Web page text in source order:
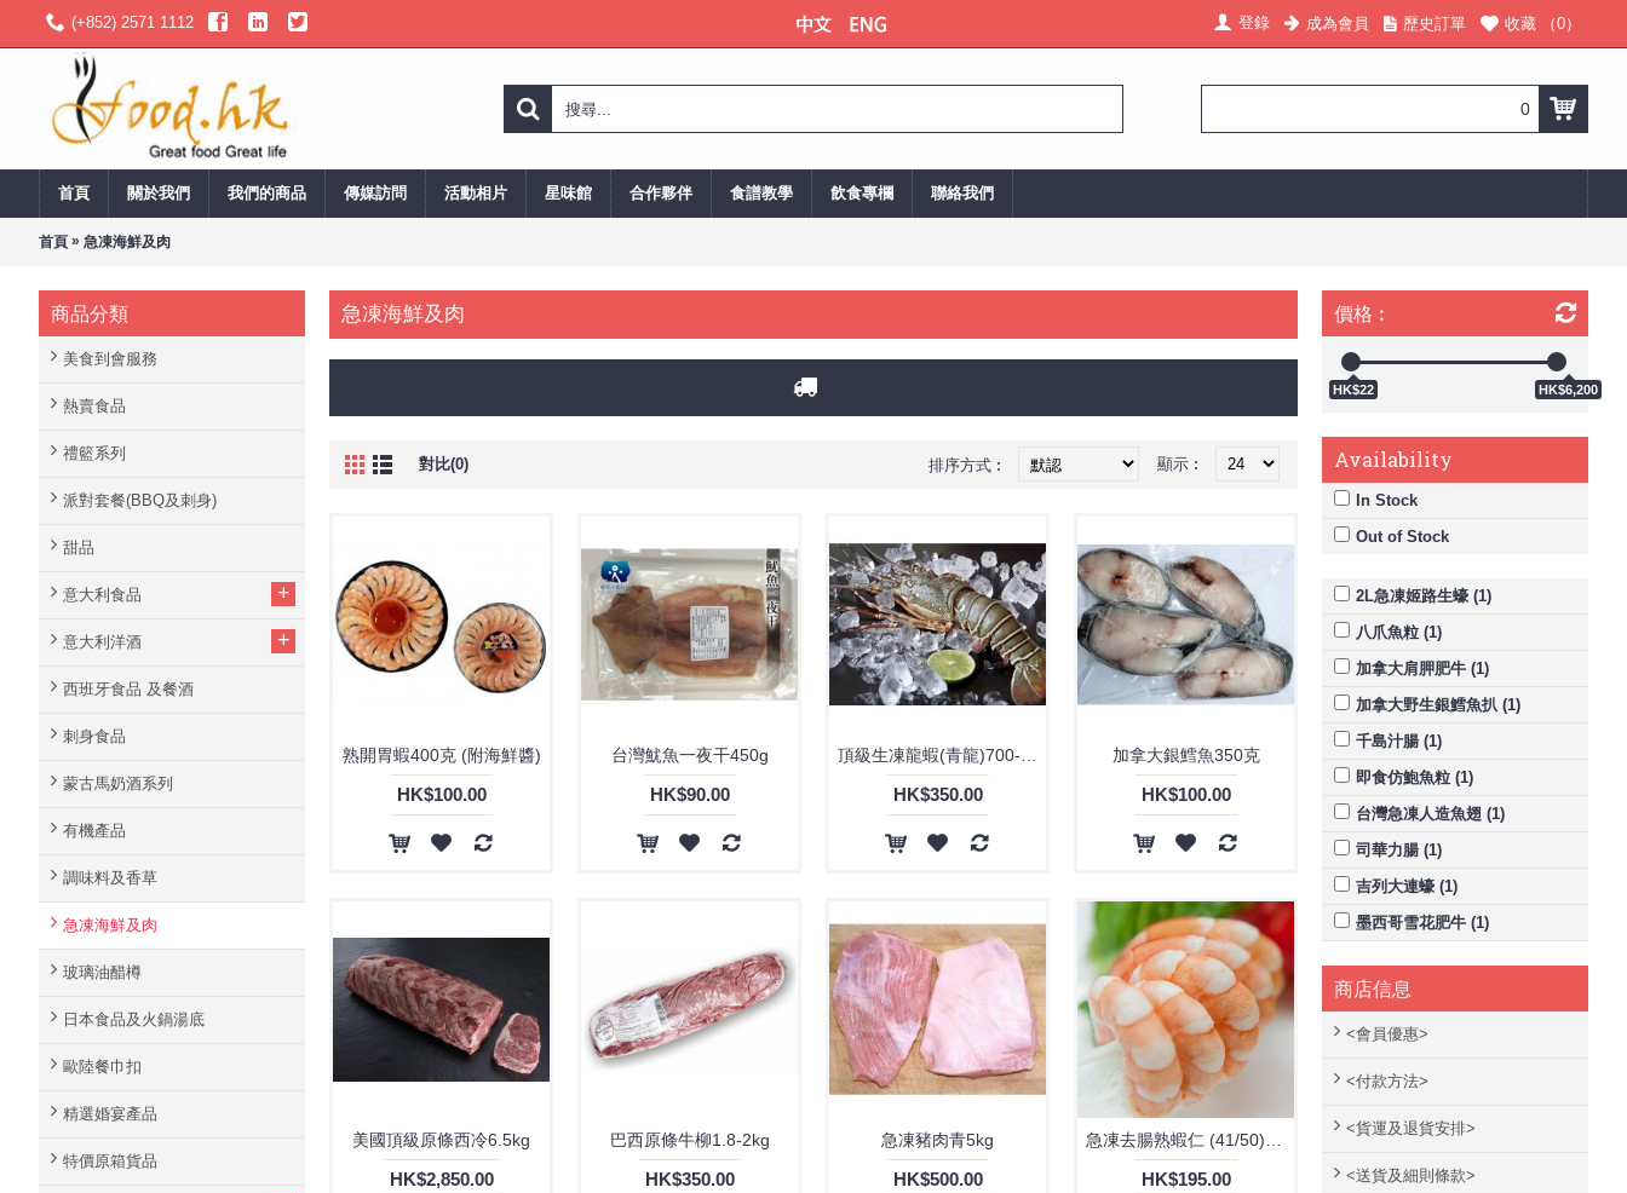
(+852) 2571 1112 登錄 成為會員 歷史訂單 收藏 （0）
0
首頁 關於我們 我們的商品 傳媒訪問 活動相片 星味館 合作夥伴 食譜教學 飲食專欄 聯絡我們
首頁 » 急凍海鮮及肉
商品分類
美食到會服務
熱賣食品
禮籃系列
派對套餐(BBQ及刺身)
甜品
意大利食品 +
意大利洋酒 +
西班牙食品 及餐酒
刺身食品
蒙古馬奶酒系列
有機產品
調味料及香草
急凍海鮮及肉
玻璃油醋樽
日本食品及火鍋湯底
歐陸餐巾扣
精選婚宴產品
特價原箱貨品
價格︰
HK$22 HK$6,200
Availability
In Stock
Out of Stock
2L急凍姬路生蠔 (1)
八爪魚粒 (1)
加拿大肩胛肥牛 (1)
加拿大野生銀鱈魚扒 (1)
千島汁腸 (1)
即食仿鮑魚粒 (1)
台灣急凍人造魚翅 (1)
司華力腸 (1)
吉列大連蠔 (1)
墨西哥雪花肥牛 (1)
巴西原條牛柳 (1)
德國式豬肉腸 (1)
新西蘭法式7支骨羊架 (1)
日式煮豬軟骨 (1)
商店信息
<會員優惠>
<付款方法>
<貨運及退貨安排>
<送貨及細則條款>
急凍海鮮及肉
對比(0) 顯示︰
排序方式︰
熟開胃蝦400克 (附海鮮醬)
HK$100.00
台灣魷魚一夜干450g
HK$90.00
頂級生凍龍蝦(青龍)700-800g
HK$350.00
加拿大銀鱈魚350克
HK$100.00
美國頂級原條西冷6.5kg
HK$2,850.00
巴西原條牛柳1.8-2kg
HK$350.00
急凍豬肉青5kg
HK$500.00
急凍去腸熟蝦仁 (41/50)1kg
HK$195.00